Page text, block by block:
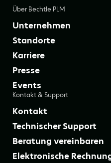
Über Bechtle PLM
Unternehmen
Standorte
Karriere
Presse
Events
Kontakt & Support
Kontakt
Technischer Support
Beratung vereinbaren
Elektronische